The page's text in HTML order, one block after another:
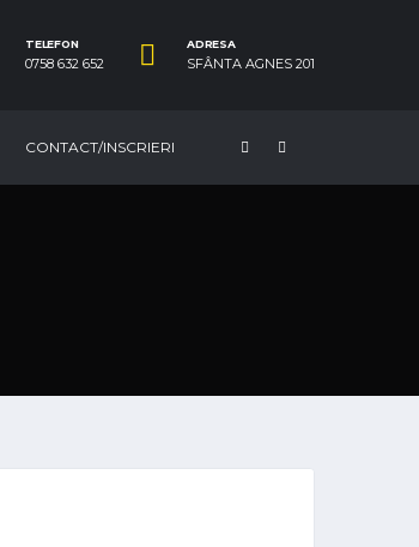
TELEFON
0758 632 652
ADRESA
SFÂNTA AGNES 201
CONTACT/INSCRIERI